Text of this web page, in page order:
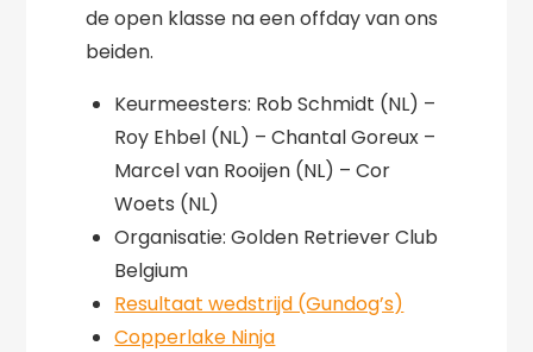
de open klasse na een offday van ons
beiden.
Keurmeesters: Rob Schmidt (NL) –
Roy Ehbel (NL) – Chantal Goreux –
Marcel van Rooijen (NL) – Cor
Woets (NL)
Organisatie: Golden Retriever Club
Belgium
Resultaat wedstrijd (Gundog’s)
Copperlake Ninja